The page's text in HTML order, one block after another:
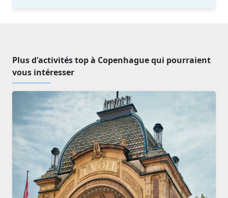
Plus d'activités top à Copenhague qui pourraient
vous intéresser